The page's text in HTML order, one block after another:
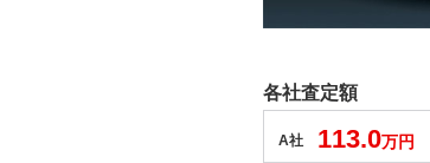
各社査定額
A社 113.0万円